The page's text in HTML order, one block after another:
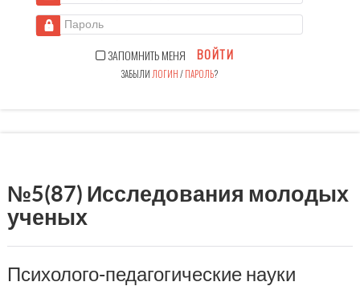
Пароль
ЗАПОМНИТЬ МЕНЯ ВОЙТИ
ЗАБЫЛИ ЛОГИН/ПАРОЛЬ?
№5(87) Исследования молодых
ученых
Психолого-педагогические науки